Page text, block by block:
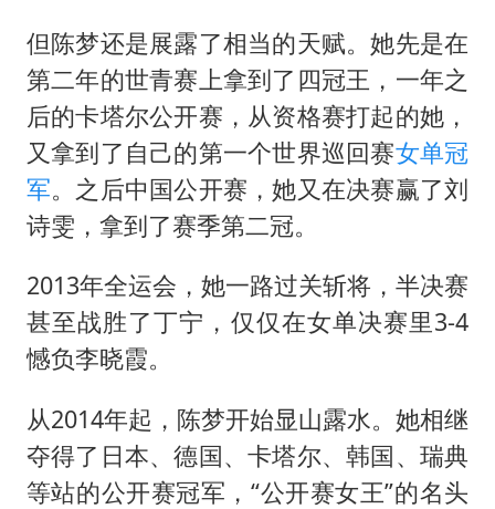
但陈梦还是展露了相当的天赋。她先是在
第二年的世青赛上拿到了四冠王，一年之
后的卡塔尔公开赛，从资格赛打起的她，
又拿到了自己的第一个世界巡回赛女单冠
军。之后中国公开赛，她又在决赛赢了刘
诗雯，拿到了赛季第二冠。
2013年全运会，她一路过关斩将，半决赛
甚至战胜了丁宁，仅仅在女单决赛里3-4
憾负李晓霞。
从2014年起，陈梦开始显山露水。她相继
夺得了日本、德国、卡塔尔、韩国、瑞典
等站的公开赛冠军，“公开赛女王”的名头